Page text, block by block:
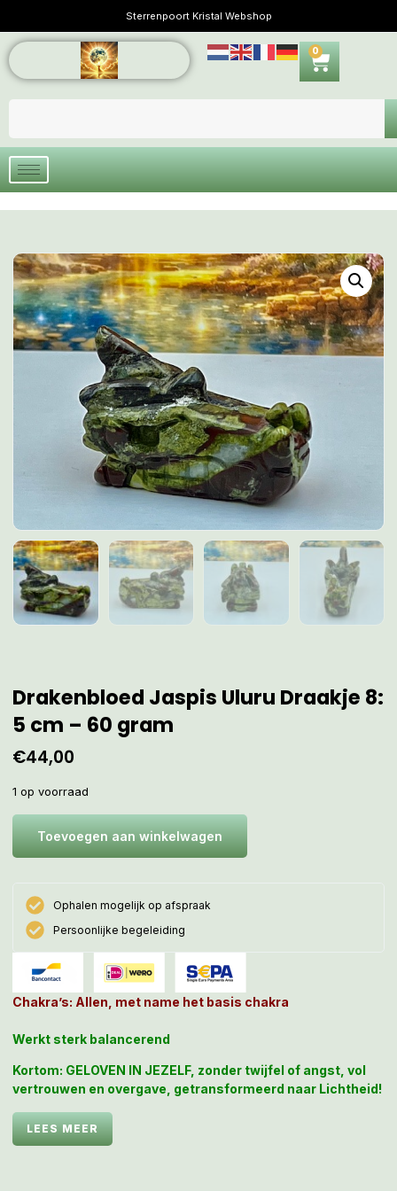
Sterrenpoort Kristal Webshop
0
Drakenbloed Jaspis Uluru Draakje 8:
5 cm – 60 gram
€44,00
1 op voorraad
Toevoegen aan winkelwagen
Ophalen mogelijk op afspraak
Persoonlijke begeleiding
Chakra’s: Allen, met name het basis chakra
Werkt sterk balancerend
Kortom: GELOVEN IN JEZELF, zonder twijfel of angst, vol
vertrouwen en overgave, getransformeerd naar Lichtheid!
Drakenbloed Jaspis, Drakenbloedsteen, Dragonstone of
Bastiet draagt de helende kundalini kracht en LeMUria
LEES MEER